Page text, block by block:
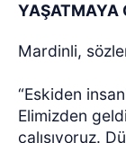
YAŞATMAYA
Mardinli,
“Eskiden
Elimizden
çalışıyoruz.